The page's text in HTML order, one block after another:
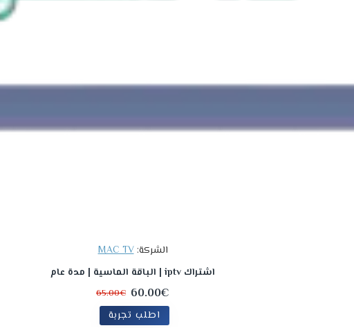
الشركة: MAC TV
اشتراك iptv | الباقة الماسية | مدة عام
60.00€
65.00€
اطلب تجربة